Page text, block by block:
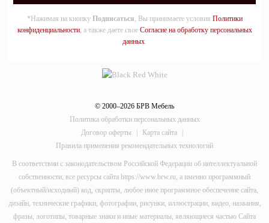
*Нажимая на кнопку Подписаться , Вы принимаете условия Политики
конфиденциальности, а также даете свое Согласие на обработку персональных
данных
© 2000–2026 БРВ Мебель
Политика обработки персональных данных
Договор оферты
| Карта сайта
|
Правила применения рекомендательных технологий
В соответствии с законодательством Российской Федерации об интеллектуальной
собственности, все ресурсы сайта https://www.brw.ru, а именно программный
(объектный/исходный) код, скрипты, любое иное программное обеспечение сайта,
дизайн, технические графики, фотографии, рисунки, иллюстрации, видео, названия,
фразы, логотипы, товарные знаки и иные материалы, являющиеся частью Сайта